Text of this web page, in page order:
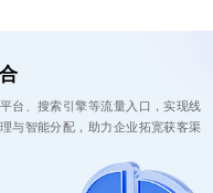
台、搜索引擎等流量入口，实现线
与智能分配，助力企业拓宽获客渠